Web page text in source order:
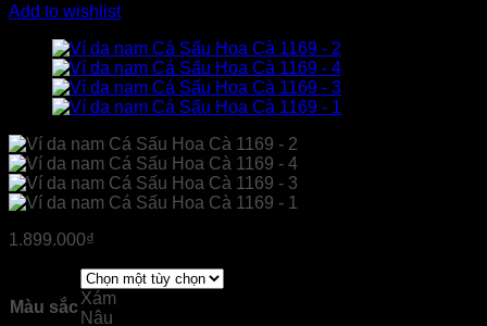
Add to wishlist
1.899.000₫
Màu sắc Xám
Nâu